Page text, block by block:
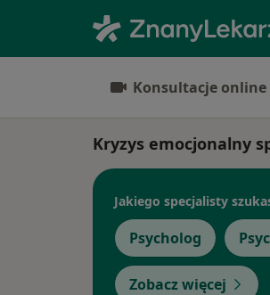
Konsultacje online
Kryzys emocjonalny
Jakiego specjalisty
Psycholog
Zobacz więcej